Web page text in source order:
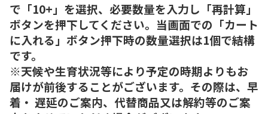
で「10+」を選択、必要数量を入力し「再計算」
ボタンを押下してください。当画面での「カート
に入れる」ボタン押下時の数量選択は1個で結構
です。
※天候や生育状況等により予定の時期よりもお
届けが前後することがございます。その際は、早
着・ 遅延のご案内、代替商品又は解約等のご案